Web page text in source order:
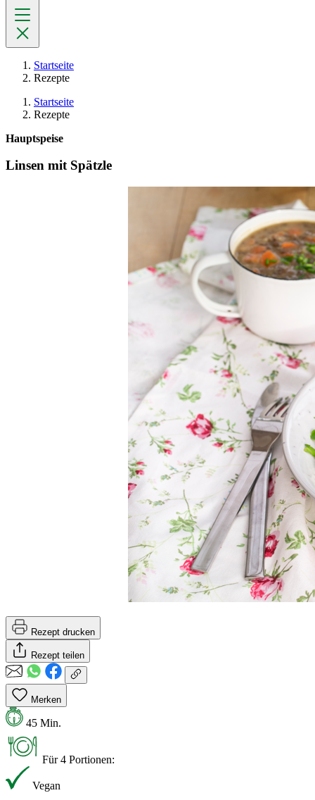
Startseite
Rezepte
Startseite
Rezepte
Hauptspeise
Linsen mit Spätzle
Rezept drucken
Rezept teilen
Merken
45 Min.
Für 4 Portionen:
Vegan